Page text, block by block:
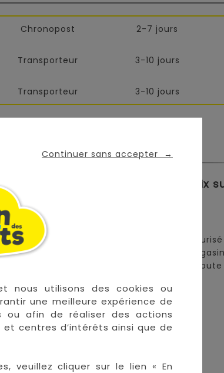
Continuer sans accepter →
nous utilisons des cookies ou
une meilleure expérience de
ou afin de réaliser des actions
centres d’intérêts ainsi que de
veuillez cliquer sur le lien « En
Chronopost 2-7 jours
Transporteur 3-10 jours
Transporteur 3-10 jours
de puériculture aux meilleurs prix
!
• Paiement sécurisé
• Retrait en magasin
• Livraison sur